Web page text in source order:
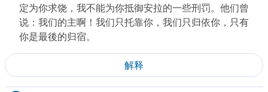
定为你求饶，我不能为你抵御安拉的一些刑罚。他们曾
说：我们的主啊！我们只托靠你，我们只归依你，只有
你是最後的归宿。
解释